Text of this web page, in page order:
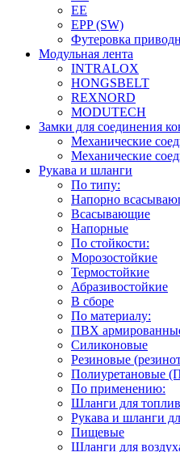
EE
EPP (SW)
Футеровка
Модульная лента
INTRALOX
HONGSBELT
REXNORD
MODUTECH
Замки для соединения
Механические
Механические
Рукава и шланги
По типу:
Напорно
Всасывающие
Напорные
По стойкости:
Морозостойкие
Термостойкие
Абразивостойкие
В сборе
По материалу:
ПВХ
Силиконовые
Резиновые
Полиуретановые
По применению:
Шланги для
Рукава и шланги
Пищевые
Шланги для